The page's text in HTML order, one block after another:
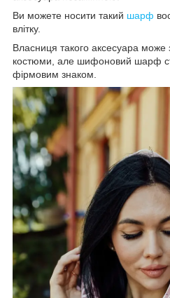
Ви можете носити такий шарф
влітку.
Власниця такого аксесуара може
костюми, але шифоновий шарф
фірмовим знаком.